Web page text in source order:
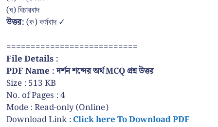
(ঘ) বিচারবাদ
উত্তর:(ক) কর্মবাদ ✓
===========================
File Details :
PDF Name : দর্শন শব্দের অর্থ MCQ প্রশ্ন উত্তর
Size : 513 KB
No. of Pages : 4
Mode : Read-only (Online)
Download Link : Click here To Download PDF